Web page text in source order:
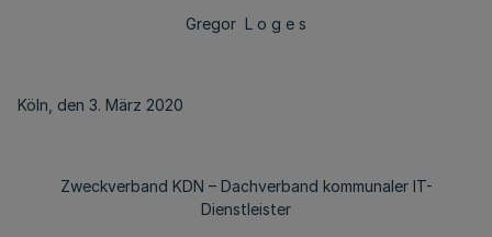
Gregor L o g e s
Köln, den 3. März 2020
Zweckverband KDN – Dachverband kommunaler IT-
Dienstleister